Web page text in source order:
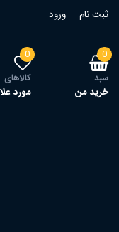
ثبت نام ورود
0
سبد
خرید من
0
کالاهای
مورد